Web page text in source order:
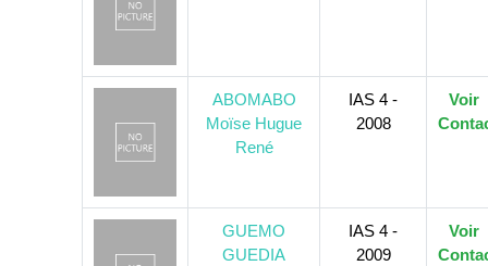
ABOMABO
Moïse Hugue
René
IAS 4 -
2008
Voir
GUEMO
GUEDIA
IAS 4 -
2009
Voir